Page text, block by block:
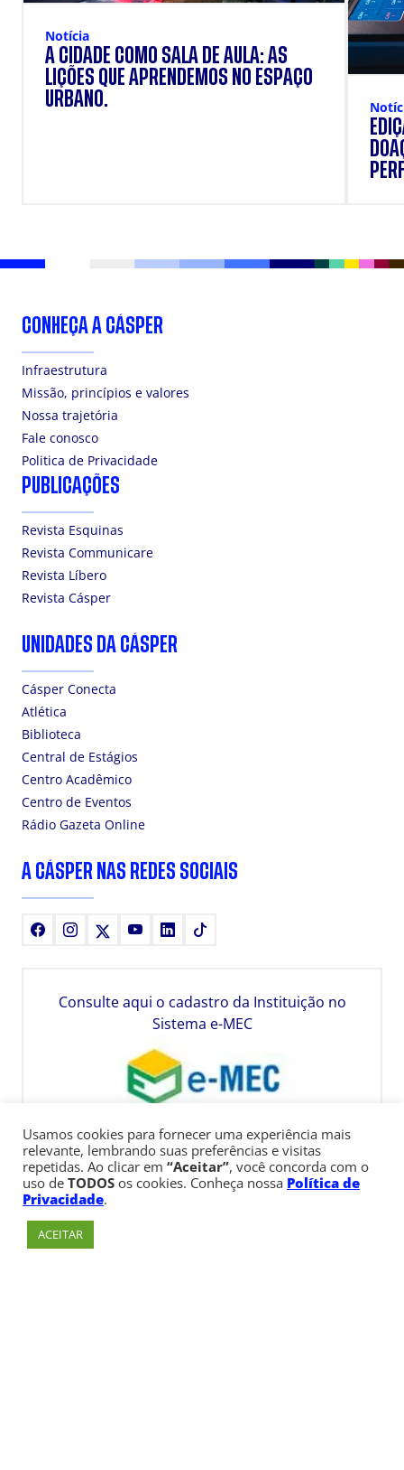
Notícia
A CIDADE COMO SALA DE AULA: AS
LIÇÕES QUE APRENDEMOS NO ESPAÇO
URBANO.
CONHEÇA A CÁSPER
Infraestrutura
Missão, princípios e valores
Nossa trajetória
Fale conosco
Politica de Privacidade
PUBLICAÇÕES
Revista Esquinas
Revista Communicare
Revista Líbero
Revista Cásper
UNIDADES DA CÁSPER
Cásper Conecta
Atlética
Biblioteca
Central de Estágios
Centro Acadêmico
Centro de Eventos
Rádio Gazeta Online
A CÁSPER NAS REDES SOCIAIS
FacebookInstagram YoutubeLinkedIn
Consulte aqui o cadastro da Instituição no
Sistema e-MEC
Usamos cookies para fornecer uma experiência mais
relevante, lembrando suas preferências e visitas
repetidas. Ao clicar em “Aceitar”, você concorda com o
uso de TODOS os cookies. Conheça nossa Política de
Privacidade.
ACEITAR